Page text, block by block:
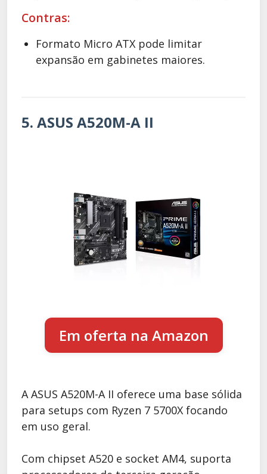
Contras:
Formato Micro ATX pode limitar
expansão em gabinetes maiores.
5. ASUS A520M-A II
Em oferta na Amazon
A ASUS A520M-A II oferece uma base sólida
para setups com Ryzen 7 5700X focando
em uso geral.
Com chipset A520 e socket AM4, suporta